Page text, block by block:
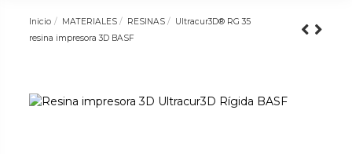
Inicio MATERIALES RESINAS
Ultracur3D® RG 35
resina impresora 3D BASF